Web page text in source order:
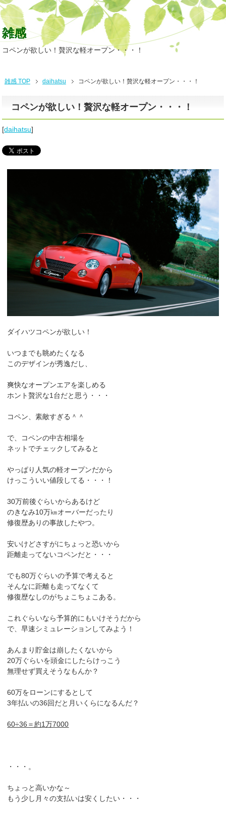
雑感
コペンが欲しい！贅沢な軽オープン・・・！
雑感 TOP daihatsu コペンが欲しい！贅沢な軽オープン・・・！
コペンが欲しい！贅沢な軽オープン・・・！
[daihatsu]
ダイハツコペンが欲しい！
いつまでも眺めたくなる
このデザインが秀逸だし、
爽快なオープンエアを楽しめる
ホント贅沢な1台だと思う・・・
コペン、素敵すぎる＾＾
で、コペンの中古相場を
ネットでチェックしてみると
やっぱり人気の軽オープンだから
けっこういい値段してる・・・！
30万前後ぐらいからあるけど
のきなみ10万㎞オーバーだったり
修復歴ありの事故したやつ。
安いけどさすがにちょっと恐いから
距離走ってないコペンだと・・・
でも80万ぐらいの予算で考えると
そんなに距離も走ってなくて
修復歴なしのがちょこちょこある。
これぐらいなら予算的にもいけそうだから
で、早速シミュレーションしてみよう！
あんまり貯金は崩したくないから
20万ぐらいを頭金にしたらけっこう
無理せず買えそうなもんか？
60万をローンにするとして
3年払いの36回だと月いくらになるんだ？
60÷36＝約1万7000
・・・。
ちょっと高いかな～
もう少し月々の支払いは安くしたい・・・